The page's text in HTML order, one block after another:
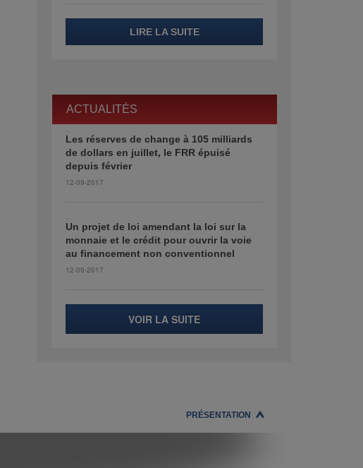
LIRE LA SUITE
ACTUALITÉS
Les réserves de change à 105 milliards
de dollars en juillet, le FRR épuisé
depuis février
12-09-2017
Un projet de loi amendant la loi sur la
monnaie et le crédit pour ouvrir la voie
au financement non conventionnel
12-09-2017
VOIR LA SUITE
PRÉSENTATION